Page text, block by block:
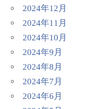
2024年12月
2024年11月
2024年10月
2024年9月
2024年8月
2024年7月
2024年6月